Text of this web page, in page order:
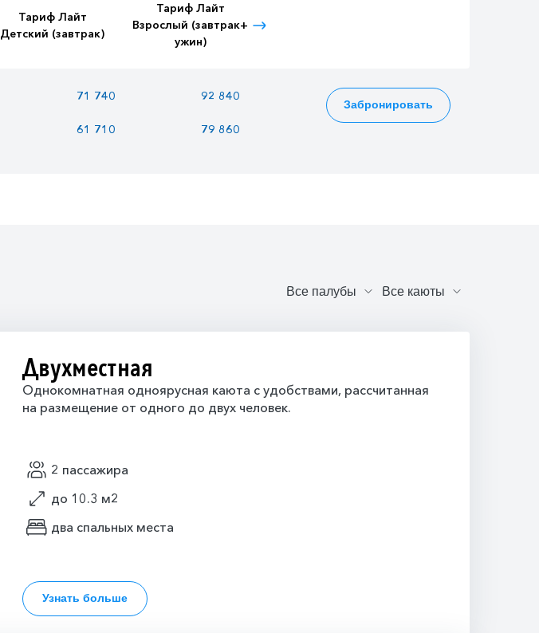
Тариф Лайт
Детский (завтрак)
Тариф Лайт
Взрослый (завтрак+
ужин)
71 740 92 840 80 180
61 710 79 860
Забронировать
Двухместная
Однокомнатная одноярусная каюта с удобствами, рассчитанная
на размещение от одного до двух человек.
2 пассажира
до 10.3 м2
два спальных места
Узнать больше